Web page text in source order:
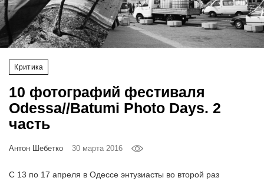
Критика
10 фотографий фестиваля
Odessa//Batumi Photo Days. 2
часть
Антон Шебетко 30 марта 2016
С 13 по 17 апреля в Одессе энтузиасты во второй раз